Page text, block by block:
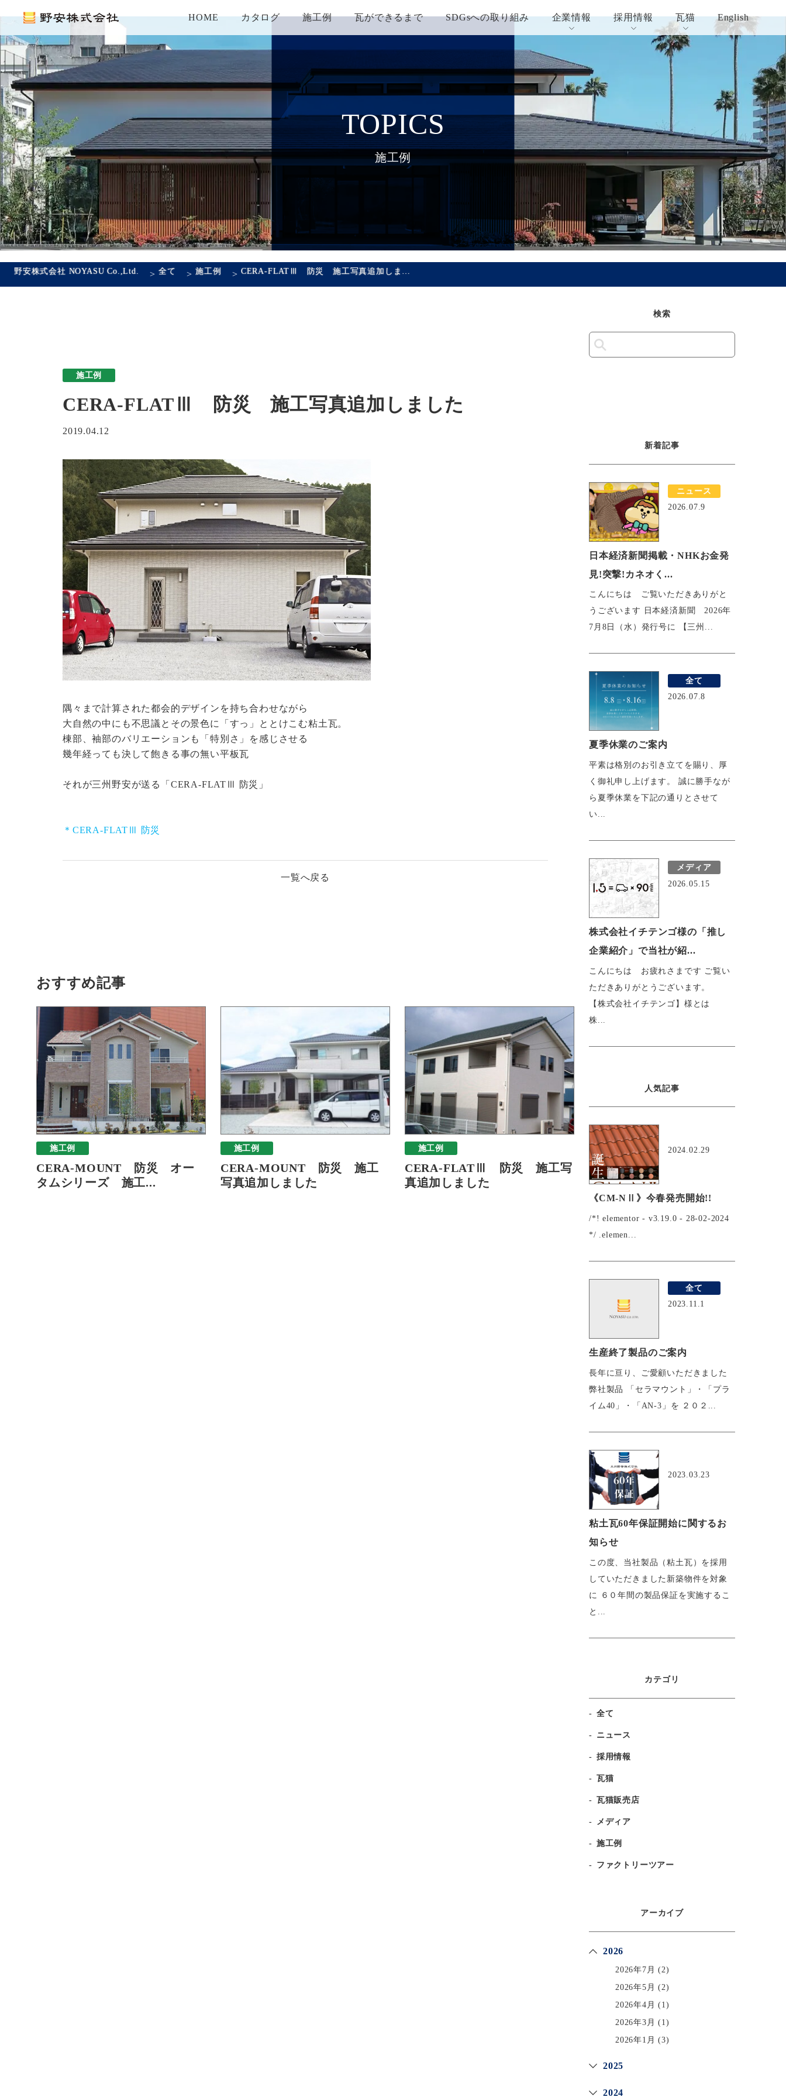
HOME カタログ 施工例 瓦ができるまで SDGsへの取り組み 企業情報 採用情報 瓦猫 English
TOPICS
施工例
野安株式会社 NOYASU Co.,Ltd. >全て >施工例 > CERA-FLATⅢ 防災 施工写真追加しました
施工例
CERA-FLATⅢ 防災 施工写真追加しました
2019.04.12
隅々まで計算された都会的デザインを持ち合わせながら
大自然の中にも不思議とその景色に「すっ」ととけこむ粘土瓦。
棟部、袖部のバリエーションも「特別さ」を感じさせる
幾年経っても決して飽きる事の無い平板瓦
それが三州野安が送る「CERA-FLATⅢ 防災」
＊CERA-FLATⅢ 防災
一覧へ戻る
おすすめ記事
施工例
CERA-MOUNT 防災 オー
タムシリーズ 施工...
施工例
CERA-MOUNT 防災 施工
写真追加しました
施工例
CERA-FLATⅢ 防災 施工写
真追加しました
検索
新着記事
ニュース
2026.07.9
日本経済新聞掲載・NHKお金発
見!突撃!カネオく...
こんにちは ご覧いただきありがと
うございます 日本経済新聞 2026年
7月8日（水）発行号に 【三州...
全て
2026.07.8
夏季休業のご案内
平素は格別のお引き立てを賜り、厚
く御礼申し上げます。 誠に勝手なが
ら夏季休業を下記の通りとさせて
い...
メディア
2026.05.15
株式会社イチテンゴ様の「推し
企業紹介」で当社が紹...
こんにちは お疲れさまです ご覧い
ただきありがとうございます。
【株式会社イチテンゴ】様とは
株...
人気記事
2024.02.29
《CM-NⅡ》今春発売開始!!
/*! elementor - v3.19.0 - 28-02-2024
*/ .elemen...
全て
2023.11.1
生産終了製品のご案内
長年に亘り、ご愛顧いただきました
弊社製品 「セラマウント」・「プラ
イム40」・「AN-3」を ２０２...
2023.03.23
粘土瓦60年保証開始に関するお
知らせ
この度、当社製品（粘土瓦）を採用
していただきました新築物件を対象
に ６０年間の製品保証を実施するこ
と...
カテゴリ
全て
ニュース
採用情報
瓦猫
瓦猫販売店
メディア
施工例
ファクトリーツアー
アーカイブ
2026
2026年7月 (2)
2026年5月 (2)
2026年4月 (1)
2026年3月 (1)
2026年1月 (3)
2025
2024